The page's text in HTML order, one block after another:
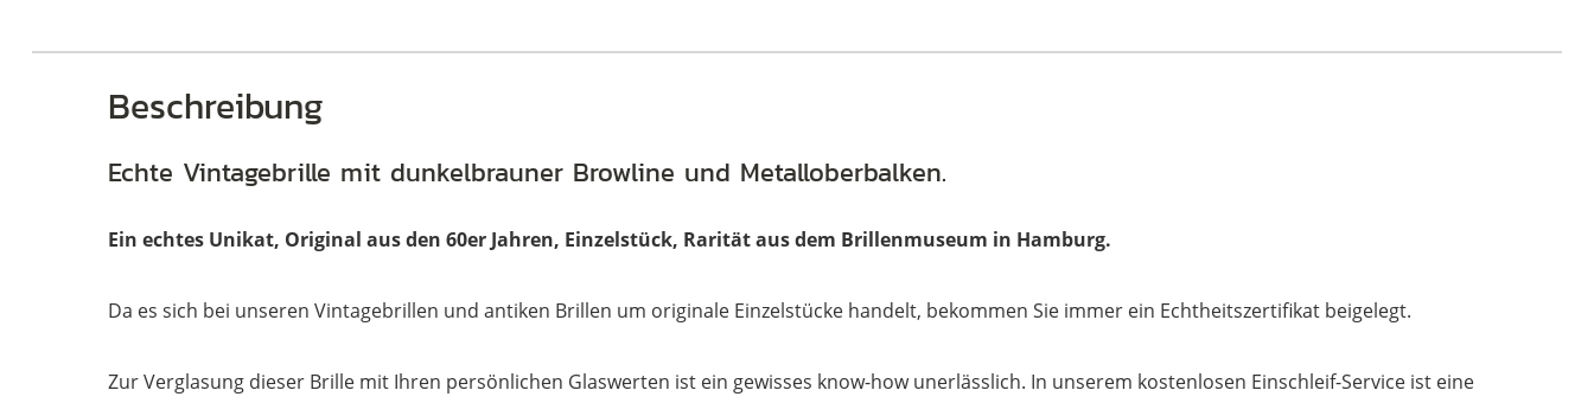
aus
Beschreibung
Echte Vintagebrille mit dunkelbrauner Browline und Metalloberbalken.
Ein echtes Unikat, Original aus den 60er Jahren, Einzelstück, Rarität aus dem Brillenmuseum in Hamburg.
Da es sich bei unseren Vintagebrillen und antiken Brillen um originale Einzelstücke handelt, bekommen Sie immer ein Echtheitszertifikat beigelegt.
Zur Verglasung dieser Brille mit Ihren persönlichen Glaswerten ist ein gewisses know-how unerlässlich. In unserem kostenlosen Einschleif-Service ist eine